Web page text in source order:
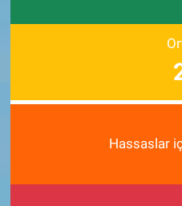
Hassaslar